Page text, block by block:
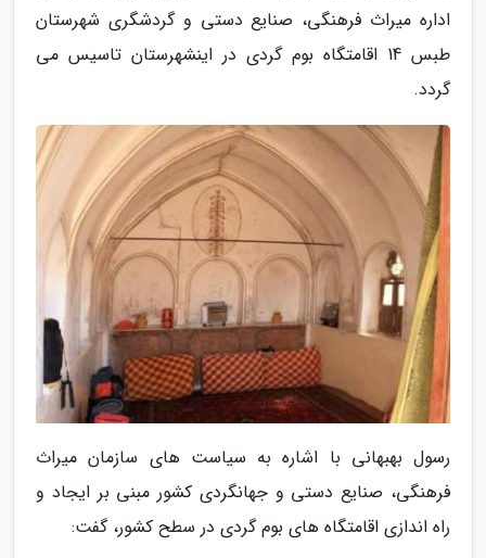
اداره میراث فرهنگی، صنایع دستی و گردشگری شهرستان
طبس 14 اقامتگاه بوم گردی در اینشهرستان تاسیس می
گردد.
رسول بهبهانی با اشاره به سیاست های سازمان میراث
فرهنگی، صنایع دستی و جهانگردی کشور مبنی بر ایجاد و
راه اندازی اقامتگاه های بوم گردی در سطح کشور، گفت: